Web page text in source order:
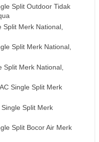
Split Outdoor Tidak
Split Merk National,
Split Merk National,
Split Merk National,
Single Split Merk
Split Merk
Split Bocor Air Merk